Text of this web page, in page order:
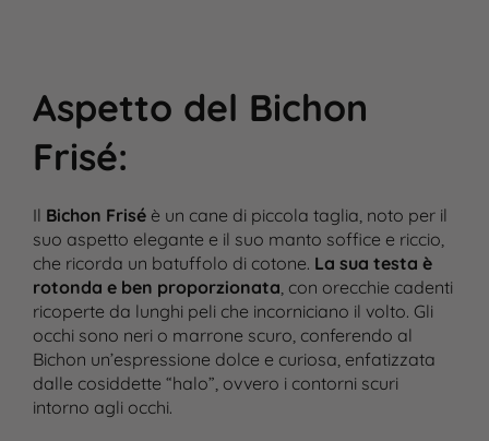
Aspetto del Bichon
Frisé:
Il Bichon Friséè un cane di piccola taglia, noto per il
suo aspetto elegante e il suo manto soffice e riccio,
che ricorda un batuffolo di cotone. La sua testa è
rotonda e ben proporzionata, con orecchie cadenti
ricoperte da lunghi peli che incorniciano il volto. Gli
occhi sono neri o marrone scuro, conferendo al
Bichon un’espressione dolce e curiosa, enfatizzata
dalle cosiddette “halo”, ovvero i contorni scuri
intorno agli occhi​.